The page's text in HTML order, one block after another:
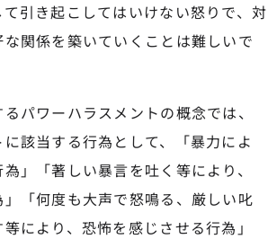
引き起こしてはいけない怒りで、対
関係を築いていくことは難しいで
パワーハラスメントの概念では、
該当する行為として、「暴力によ
」「著しい暴言を吐く等により、
「何度も大声で怒鳴る、厳しい叱
により、恐怖を感じさせる行為」